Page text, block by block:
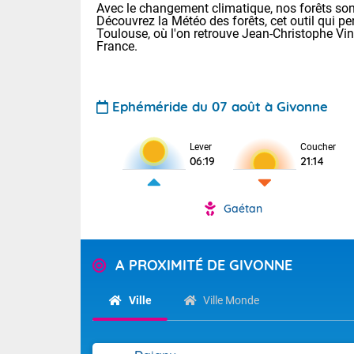
Pour la
Tendance
Avec le changement climatique, nos forêts
Découvrez la Météo des forêts, cet outil qui
Toulouse, où l'on retrouve Jean-Christophe
France.
Ephéméride du 07 août à Givonne
Lever
06:19
Coucher
21:14
Gaétan
A PROXIMITÉ DE GIVONNE
Ville Ville Monde
Voici les
: 18/25 Paris
Clermont-
Lille : 18/26
Cet après-
Calme,
territoire.
mistral